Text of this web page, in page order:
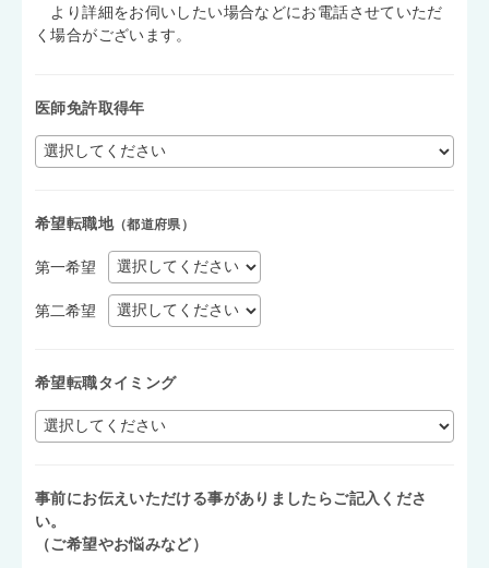
より詳細をお伺いしたい場合などにお電話させていただ
く場合がございます。
医師免許取得年
希望転職地（都道府県）
第一希望
第二希望
希望転職タイミング
事前にお伝えいただける事がありましたらご記入くださ
い。
（ご希望やお悩みなど）